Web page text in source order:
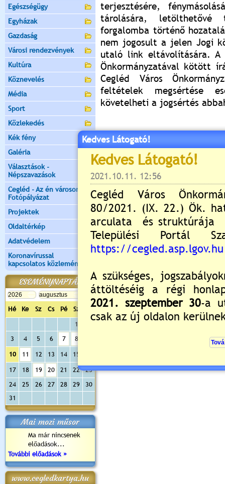
Egészségügy
Egyházak
Gazdaság
Városi rendezvények
Kultúra
Köznevelés
Média
Sport
Közlekedés
Kék fény
Galéria
Választások -
Népszavazások
Cegléd - Az én városom -
Fotópályázat
Projektek
Oldaltérkép
Adatvédelem
Koronavírussal
kapcsolatos közlemények
ESEMÉNYNAPTÁR
Hé Ke Sz Cs Pé Sz
Va
1
3
4 5 6 7 8
10 11 12 13 14 15
17 18 19 20 21 22
23
24
25 26 27 28 29
30
31
Mai mozi műsor
Ma már nincsenek
előadások...
További előadások »
www.cegledkartya.hu
terjesztésére,
tárolására,
forgalomba történő
nem jogosult a jelen Jogi
utaló link eltávolítására. A
Önkormányzatával kötött
Cegléd Város
feltételek megsértése
követelheti a jogsértés
Kedves Látogató!